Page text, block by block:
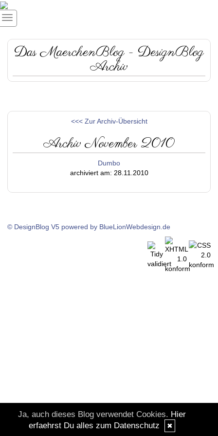
Das MaerchenBlog - DesignBlog
Archiv
<<< Zur Archiv-Übersicht
Archiv November 2010
Dumbo
archiviert am: 28.11.2010
© DesignBlog V5 powered by BlueLionWebdesign.de
Ja, auch dieses Blog verwendet Cookies. Hier
erfaehrst Du alles zum Datenschutz
✖